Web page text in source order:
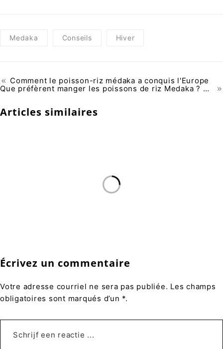
Medaka Conseils Hiver
Comment le poisson-riz médaka a conquis l'Europe
Que préfèrent manger les poissons de riz Medaka ? Conseils nutritionnels
Articles similaires
Écrivez un commentaire
Votre adresse courriel ne sera pas publiée. Les champs
obligatoires sont marqués d’un *.